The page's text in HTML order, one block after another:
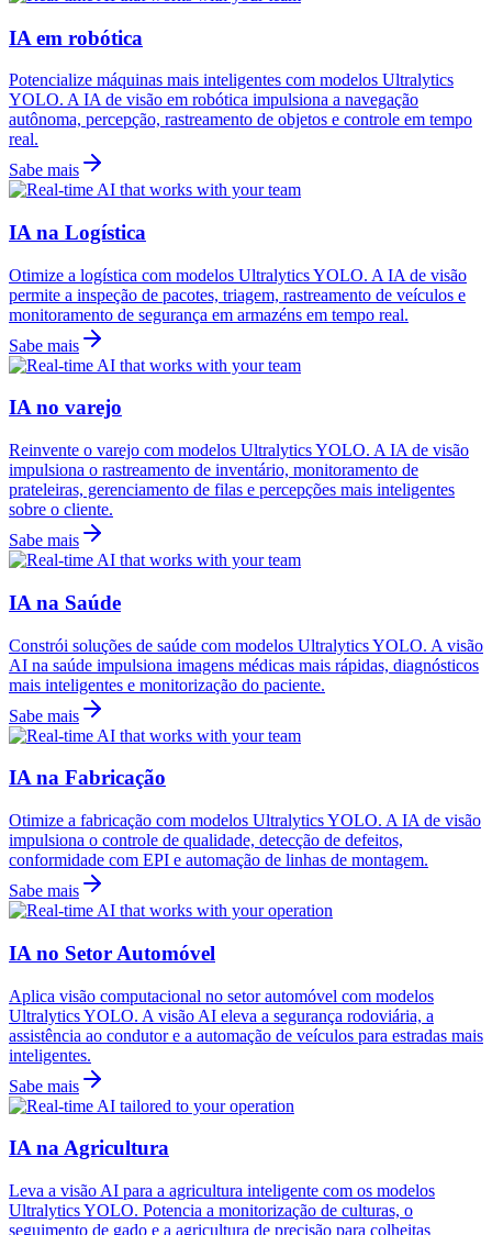
IA em robótica
Potencialize máquinas mais inteligentes com modelos Ultralytics
YOLO. A IA de visão em robótica impulsiona a navegação
autônoma, percepção, rastreamento de objetos e controle em tempo
real.
Sabe mais
IA na Logística
Otimize a logística com modelos Ultralytics YOLO. A IA de visão
permite a inspeção de pacotes, triagem, rastreamento de veículos e
monitoramento de segurança em armazéns em tempo real.
Sabe mais
IA no varejo
Reinvente o varejo com modelos Ultralytics YOLO. A IA de visão
impulsiona o rastreamento de inventário, monitoramento de
prateleiras, gerenciamento de filas e percepções mais inteligentes
sobre o cliente.
Sabe mais
IA na Saúde
Constrói soluções de saúde com modelos Ultralytics YOLO. A visão
AI na saúde impulsiona imagens médicas mais rápidas, diagnósticos
mais inteligentes e monitorização do paciente.
Sabe mais
IA na Fabricação
Otimize a fabricação com modelos Ultralytics YOLO. A IA de visão
impulsiona o controle de qualidade, detecção de defeitos,
conformidade com EPI e automação de linhas de montagem.
Sabe mais
IA no Setor Automóvel
Aplica visão computacional no setor automóvel com modelos
Ultralytics YOLO. A visão AI eleva a segurança rodoviária, a
assistência ao condutor e a automação de veículos para estradas mais
inteligentes.
Sabe mais
IA na Agricultura
Leva a visão AI para a agricultura inteligente com os modelos
Ultralytics YOLO. Potencia a monitorização de culturas, o
seguimento de gado e a agricultura de precisão para colheitas